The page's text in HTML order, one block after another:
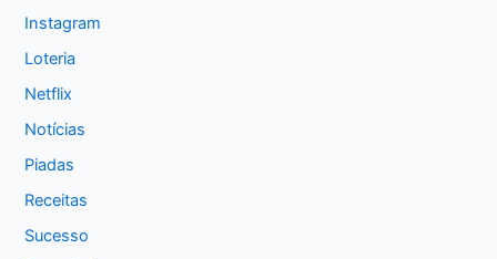
Instagram
Loteria
Netflix
Notícias
Piadas
Receitas
Sucesso